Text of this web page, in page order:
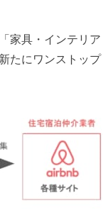
家具・インテリア
たにワンストップ